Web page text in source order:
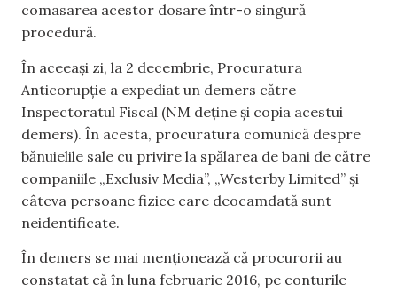
comasarea acestor dosare într-o singură
procedură.
În aceeași zi, la 2 decembrie, Procuratura
Anticorupție a expediat un demers către
Inspectoratul Fiscal (NM deține și copia acestui
demers). În acesta, procuratura comunică despre
bănuielile sale cu privire la spălarea de bani de către
companiile „Exclusiv Media”, „Westerby Limited” și
câteva persoane fizice care deocamdată sunt
neidentificate.
În demers se mai menționează că procurorii au
constatat că în luna februarie 2016, pe conturile